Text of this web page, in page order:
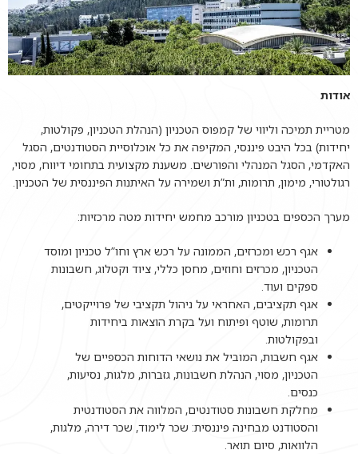
אודות
מטריית תמיכה וליווי של קמפוס הטכניון (הנהלת הטכניון, פקולטות,
יחידות) בכל היבט פיננסי, המקיפה את כל אוכלוסיית הסטודנטים, הסגל
האקדמי, הסגל המנהלי והפורשים. משענת מקצועית בתחומי דיווח, מסוי,
רגולטורי, מימון, תרומות, ות”ת ושמירה על האיתנות הפיננסית של הטכניון.
מערך הכספים בטכניון מורכב מחמש יחידות מטה מרכזיות:
אגף רכש ומכרזים, הממונה על רכש ארץ וחו”ל טכניון ומוסד
הטכניון, מכרזים וחוזים, מחסן כללי, ציוד וקטלוג, חשבונות
ספקים ועוד.
אגף תקציבים, האחראי על ניהול תקציבי של פרוייקטים,
תרומות, שוטף ופיתוח ועל בקרת הוצאות ביחידות
ובפקולטות.
אגף חשבות, המוביל את נושאי הדוחות הכספיים של
הטכניון, מסוי, הנהלת חשבונות, גזברות, מלגות, נסיעות,
כנסים.
מחלקת חשבונות סטודנטים, המלווה את הסטודנטית
והסטודנט מבחינה פיננסית: שכר לימוד, שכר דירה, מלגות,
הלוואות, סיום תואר.